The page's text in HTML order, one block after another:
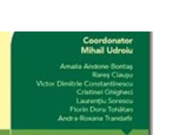
răspunsuri. A se citi și
la INM 1. Cum să noile
la INM 2014? Iată
din ce în ce mai des pe acest
pentru oricine care are în